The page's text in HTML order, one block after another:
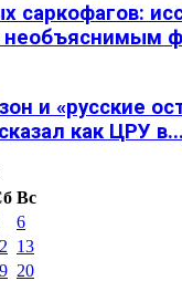
саркофагов:
необъяснимым
и «русские
как ЦРУ в...
Вс
6
13
20